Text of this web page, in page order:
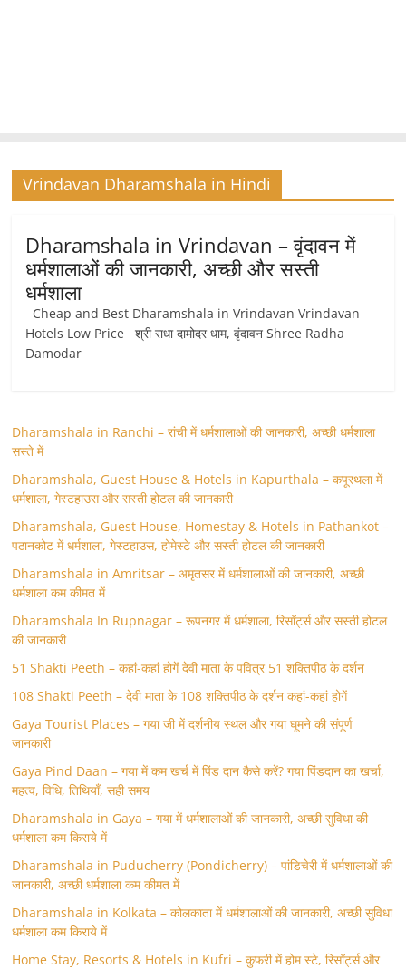
Vrindavan Dharamshala in Hindi
Dharamshala in Vrindavan – वृंदावन में
धर्मशालाओं की जानकारी, अच्छी और सस्ती
धर्मशाला
Cheap and Best Dharamshala in Vrindavan Vrindavan
Hotels Low Price श्री राधा दामोदर धाम, वृंदावन Shree Radha
Damodar
Dharamshala in Ranchi – रांची में धर्मशालाओं की जानकारी, अच्छी धर्मशाला
सस्ते में
Dharamshala, Guest House & Hotels in Kapurthala – कपूरथला में
धर्मशाला, गेस्टहाउस और सस्ती होटल की जानकारी
Dharamshala, Guest House, Homestay & Hotels in Pathankot –
पठानकोट में धर्मशाला, गेस्टहाउस, होमेस्टे और सस्ती होटल की जानकारी
Dharamshala in Amritsar – अमृतसर में धर्मशालाओं की जानकारी, अच्छी
धर्मशाला कम कीमत में
Dharamshala In Rupnagar – रूपनगर में धर्मशाला, रिसॉर्ट्स और सस्ती होटल
की जानकारी
51 Shakti Peeth – कहां-कहां होगें देवी माता के पवित्र 51 शक्तिपीठ के दर्शन
108 Shakti Peeth – देवी माता के 108 शक्तिपीठ के दर्शन कहां-कहां होगें
Gaya Tourist Places – गया जी में दर्शनीय स्थल और गया घूमने की संपूर्ण
जानकारी
Gaya Pind Daan – गया में कम खर्च में पिंड दान कैसे करें? गया पिंडदान का खर्चा,
महत्व, विधि, तिथियाँ, सही समय
Dharamshala in Gaya – गया में धर्मशालाओं की जानकारी, अच्छी सुविधा की
धर्मशाला कम किराये में
Dharamshala in Puducherry (Pondicherry) – पांडिचेरी में धर्मशालाओं की
जानकारी, अच्छी धर्मशाला कम कीमत में
Dharamshala in Kolkata – कोलकाता में धर्मशालाओं की जानकारी, अच्छी सुविधा
धर्मशाला कम किराये में
Home Stay, Resorts & Hotels in Kufri – कुफरी में होम स्‍टे, रिसॉर्ट्स और